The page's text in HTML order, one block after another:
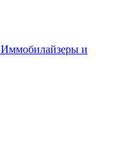
Иммобилайзеры и